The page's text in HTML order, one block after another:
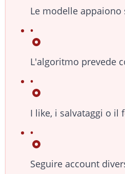
Le modelle
L'algoritmo prevede
I like, i salvataggi o il
Seguire account